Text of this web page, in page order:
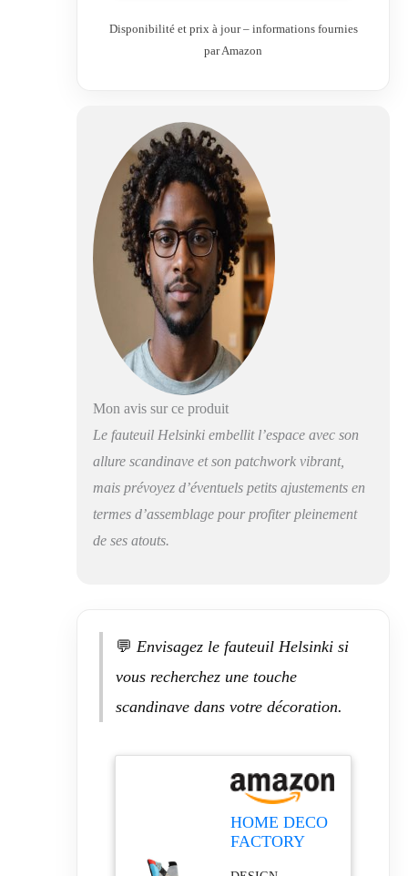
tissus colorés
offre un maintien
agréable. Idéal pour
se détendre
STRUCTURE
BOIS : ses pieds
robustes assurent
stabilité et
durabilité. Un
fauteuil solide dans
le temps
POLYVALENT :
idéal en salon ou en
Disponibilité et prix à jour – informations fournies
par Amazon
Mon avis sur ce produit
Le fauteuil Helsinki embellit l’espace avec son
allure scandinave et son patchwork vibrant,
mais prévoyez d’éventuels petits ajustements en
termes d’assemblage pour profiter pleinement
de ses atouts.
💬 Envisagez le fauteuil Helsinki si
vous recherchez une touche
scandinave dans votre décoration.
HOME DECO
FACTORY